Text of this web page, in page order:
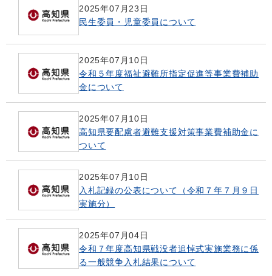
2025年07月23日
民生委員・児童委員について
2025年07月10日
令和５年度福祉避難所指定促進等事業費補助
金について
2025年07月10日
高知県要配慮者避難支援対策事業費補助金に
ついて
2025年07月10日
入札記録の公表について（令和７年７月９日
実施分）
2025年07月04日
令和７年度高知県戦没者追悼式実施業務に係
る一般競争入札結果について